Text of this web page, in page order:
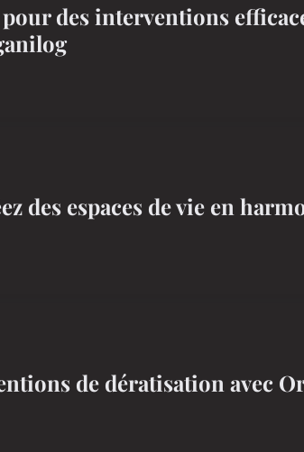
des interventions
des espaces de vie en
de dératisation avec